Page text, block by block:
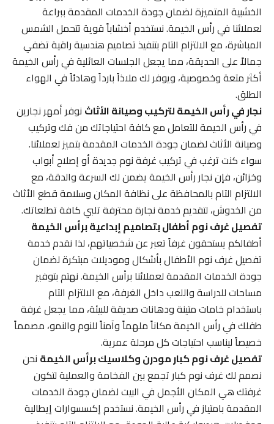
الخشبية المتميزة لضمان جودة الخدمات المقدمة ببراعة
لعملائنا في رأس الخيمة. نستخدم أخشاباً قوية تتحمل الشمس
المباشرة، مع الالتزام التام بتنفيذ تصاميم هندسية راقية تضفي
جمالاً على الحديقة، مما يجعل الجلسات العائلية في رأس الخيمة
أكثر متعة وخصوصية، ويوفر لك ملاذاً بارداً وهادئاً في الهواء
الطلق.
نجار في رأس الخيمة لتركيب وصيانة الأثاثنوفر أمهر نجارين
في رأس الخيمة للتعامل مع كافة احتياجاتك من فك وتركيب
وصيانة الأثاث لضمان جودة الخدمات المقدمة بتميز لعملائنا.
سواء كنت ترغب في تركيب غرفة نوم جديدة أو إصلاح أبواب
وخزائن، فإن نجار رأس الخيمة يضمن لك السرعة والدقة، مع
الالتزام التام بالمحافظة على نظافة المكان وسلامة قطع الأثاث
من الخدوش، لتقديم خدمة نجارة محترفة تلبي كافة تطلعاتك.
تفصيل غرف نوم أطفال بتصاميم إبداعية برأس الخيمة
أطفالكم يستحقون غرفاً تعبر عن شخصياتهم، لذا نقدم خدمة
تفصيل غرف نوم الأطفال بأشكال وموديلات مبتكرة لضمان
جودة الخدمات المقدمة لعملائنا برأس الخيمة. نهتم بتوفير
مساحات للدراسة واللعب داخل الغرفة، مع الالتزام التام
باستخدام خامات متينة ودهانات صديقة للبيئة، مما يجعل غرفة
طفلك في رأس الخيمة مكاناً ملهماً وآمناً للنوم والنمو، مصمماً
خصيصاً ليناسب احتياجات كل مرحلة عمرية.
تفصيل غرف نوم كبار مودرن وكلاسيك برأس الخيمةنحن
نصمم لك غرف نوم كبار تجمع بين الفخامة والعملية لتكون
غرفتك هي المكان الأجمل في البيت لضمان جودة الخدمات
المقدمة بامتياز في رأس الخيمة. نستخدم إكسسوارات إيطالية